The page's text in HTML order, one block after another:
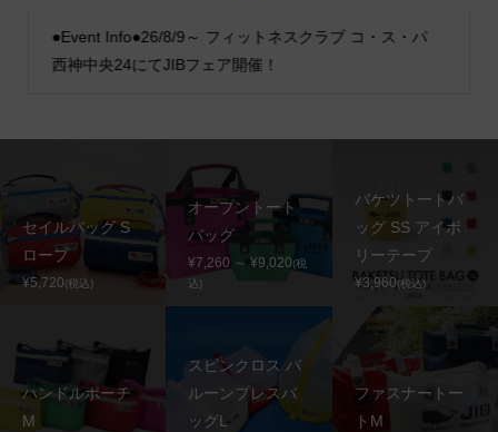
●Event Info●26/8/9～ フィットネスクラブ コ・ス・パ
西神中央24にてJIBフェア開催！
セイルバッグ S
ロープ
¥5,720(税込)
オープントート
バッグ
¥7,260 ～ ¥9,020(税
込)
バケツトートバ
ッグ SS アイボ
リーテープ
¥3,960(税込)
ハンドルポーチ
M
スピンクロス バ
ルーンプレスバ
ッグL
ファスナートー
トM